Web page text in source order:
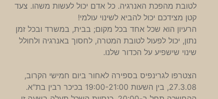
לטובת מהפכת האנרגיה. כל אדם יכול לעשות משהו. צעד
קטן מצידכם יכול להביא לשינוי עולמי!
הרעיון הוא שכל אחד בכל מקום; בבית, במשרד ובכל זמן
נתון, יכול לפעול לטובת המטרה, לחסוך באנרגיה ולחולל
שינוי שישפיע על הכדור שלנו.
הצטרפו לגרינפיס בספירה לאחור ביום חמישי הקרוב,
27.3.08, בין השעות 19:00-21:00 בכיכר רבין בת"א.